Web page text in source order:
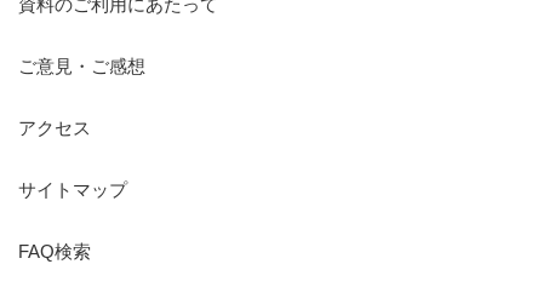
資料のご利用にあたって
ご意見・ご感想
アクセス
サイトマップ
FAQ検索